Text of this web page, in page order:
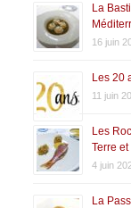
La
16 juin
Les 20
11 juin
Les
Terre et
4 juin
La